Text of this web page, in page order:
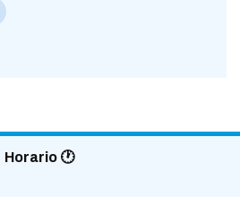
Horario 🕐